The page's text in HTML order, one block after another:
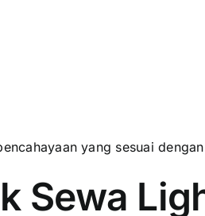
yang sesuai
Sewa